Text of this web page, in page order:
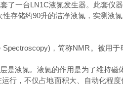
了一台LN1C液氮发生器。此套仪
存储约90升的洁净液氮，实测
，简称NMR。 被用于
是液氮。液氦的作用是为了维持
行，不仅占地面积大、自动化程